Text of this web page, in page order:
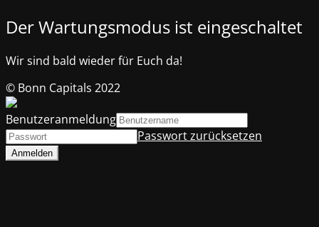
Der Wartungsmodus ist eingeschaltet
Wir sind bald wieder für Euch da!
© Bonn Capitals 2022
Benutzeranmeldung
Passwort zurücksetzen